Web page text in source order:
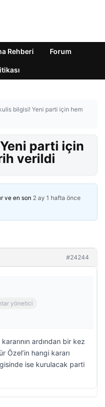
Rehberi Forum
bilgisi! Yeni parti için hem
parti için
verildi
ve en son 2 ay 1 hafta önce
#24244
yönetici
ardından bir kez
Özel’in hangi kararı
ise kurulacak parti